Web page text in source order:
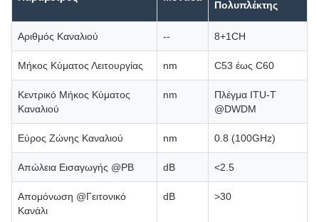
Πολυπλέκτης
Αριθμός Καναλιού -- 8+1CH
Μήκος Κύματος Λειτουργίας nm C53 έως C60
Κεντρικό Μήκος Κύματος
Καναλιού
nm
Πλέγμα ITU-T
@DWDM
Εύρος Ζώνης Καναλιού nm 0.8 (100GHz)
Απώλεια Εισαγωγής @PB dB <2.5
Απομόνωση @Γειτονικό
Κανάλι
dB >30